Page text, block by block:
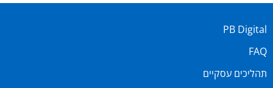
PB Digital
FAQ
תהליכים עסקיים